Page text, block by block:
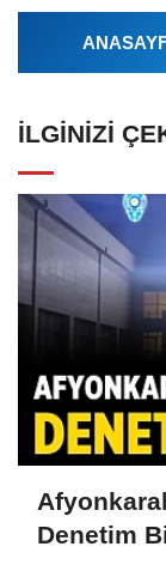
İLGINIZI
Denetim